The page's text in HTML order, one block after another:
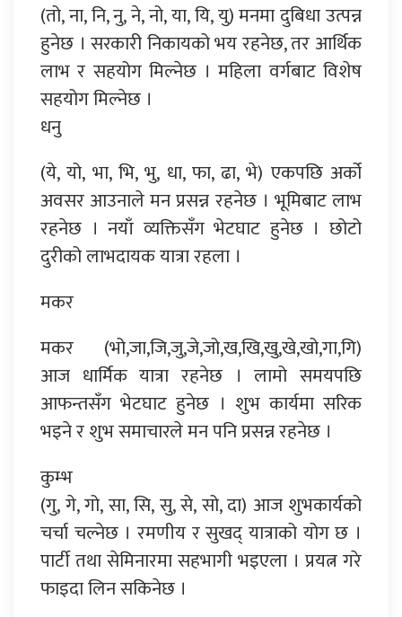
(तो, ना, नि, नु, ने, नो, या, यि, यु) मनमा दुबिधा उत्पन्न
हुनेछ । सरकारी निकायको भय रहनेछ, तर आर्थिक
लाभ र सहयोग मिल्नेछ । महिला वर्गबाट विशेष
सहयोग मिल्नेछ ।
धनु
(ये, यो, भा, भि, भु, धा, फा, ढा, भे) एकपछि अर्को
अवसर आउनाले मन प्रसन्न रहनेछ । भूमिबाट लाभ
रहनेछ । नयाँ व्यक्तिसँग भेटघाट हुनेछ । छोटो
दुरीको लाभदायक यात्रा रहला ।
मकर
मकर (भो,जा,जि,जु,जे,जो,ख,खि,खु,खे,खो,गा,गि)
आज धार्मिक यात्रा रहनेछ । लामो समयपछि
आफन्तसँग भेटघाट हुनेछ । शुभ कार्यमा सरिक
भइने र शुभ समाचारले मन पनि प्रसन्न रहनेछ ।
कुम्भ
(गु, गे, गो, सा, सि, सु, से, सो, दा) आज शुभकार्यको
चर्चा चल्नेछ । रमणीय र सुखद् यात्राको योग छ ।
पार्टी तथा सेमिनारमा सहभागी भइएला । प्रयत्न गरे
फाइदा लिन सकिनेछ ।